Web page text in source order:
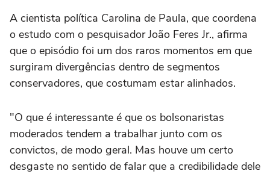
A cientista política Carolina de Paula, que coordena
o estudo com o pesquisador João Feres Jr., afirma
que o episódio foi um dos raros momentos em que
surgiram divergências dentro de segmentos
conservadores, que costumam estar alinhados.
"O que é interessante é que os bolsonaristas
moderados tendem a trabalhar junto com os
convictos, de modo geral. Mas houve um certo
desgaste no sentido de falar que a credibilidade dele